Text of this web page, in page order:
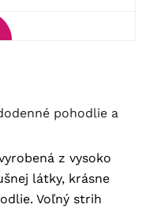
z vysoko
látky, krásne
Voľný strih